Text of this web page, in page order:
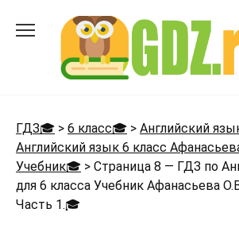
ГДЗ🎓 > 6 класс🎓 > Английский
Английский язык 6 класс
Учебник🎓 > Страница 8 — ГДЗ по
для 6 класса Учебник Афанасьева
Часть 1.🎓